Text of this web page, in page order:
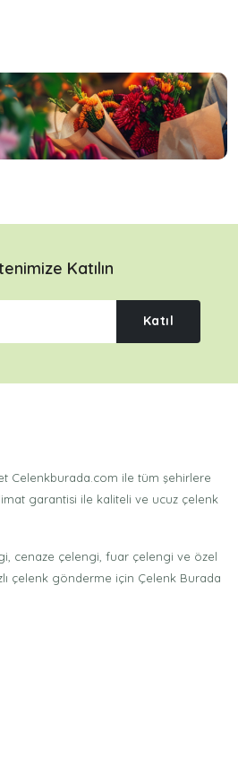
Katılın
Katıl
Celenkburada.com ile tüm şehirlere
garantisi ile kaliteli ve ucuz çelenk
cenaze çelengi, fuar çelengi ve özel
çelenk gönderme için Çelenk Burada